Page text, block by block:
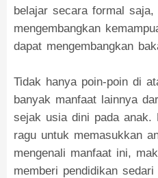
belajar secara formal
mengembangkan
dapat mengembangkan
Tidak hanya poin-poin di
banyak manfaat lainnya
sejak usia dini pada anak.
ragu untuk memasukkan
mengenali manfaat ini,
memberi pendidikan